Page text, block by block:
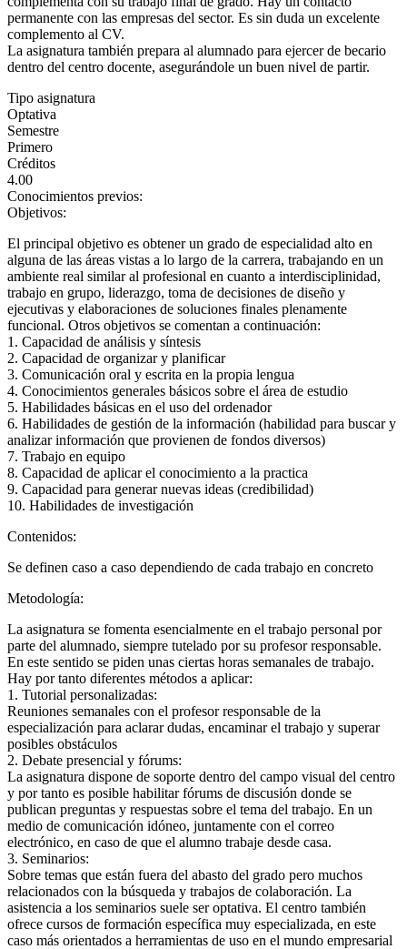
permanente con las empresas del sector. Es sin duda un excelente
complemento al CV.
La asignatura también prepara al alumnado para ejercer de becario
dentro del centro docente, asegurándole un buen nivel de partir.
Tipo asignatura
Optativa
Semestre
Primero
Créditos
4.00
Conocimientos previos:
Objetivos:
El principal objetivo es obtener un grado de especialidad alto en
alguna de las áreas vistas a lo largo de la carrera, trabajando en un
ambiente real similar al profesional en cuanto a interdisciplinidad,
trabajo en grupo, liderazgo, toma de decisiones de diseño y
ejecutivas y elaboraciones de soluciones finales plenamente
funcional. Otros objetivos se comentan a continuación:
1. Capacidad de análisis y síntesis
2. Capacidad de organizar y planificar
3. Comunicación oral y escrita en la propia lengua
4. Conocimientos generales básicos sobre el área de estudio
5. Habilidades básicas en el uso del ordenador
6. Habilidades de gestión de la información (habilidad para buscar y
analizar información que provienen de fondos diversos)
7. Trabajo en equipo
8. Capacidad de aplicar el conocimiento a la practica
9. Capacidad para generar nuevas ideas (credibilidad)
10. Habilidades de investigación
Contenidos:
Se definen caso a caso dependiendo de cada trabajo en concreto
Metodología:
La asignatura se fomenta esencialmente en el trabajo personal por
parte del alumnado, siempre tutelado por su profesor responsable.
En este sentido se piden unas ciertas horas semanales de trabajo.
Hay por tanto diferentes métodos a aplicar:
1. Tutorial personalizadas:
Reuniones semanales con el profesor responsable de la
especialización para aclarar dudas, encaminar el trabajo y superar
posibles obstáculos
2. Debate presencial y fórums:
La asignatura dispone de soporte dentro del campo visual del centro
y por tanto es posible habilitar fórums de discusión donde se
publican preguntas y respuestas sobre el tema del trabajo. En un
medio de comunicación idóneo, juntamente con el correo
electrónico, en caso de que el alumno trabaje desde casa.
3. Seminarios:
Sobre temas que están fuera del abasto del grado pero muchos
relacionados con la búsqueda y trabajos de colaboración. La
asistencia a los seminarios suele ser optativa. El centro también
ofrece cursos de formación específica muy especializada, en este
caso más orientados a herramientas de uso en el mundo empresarial